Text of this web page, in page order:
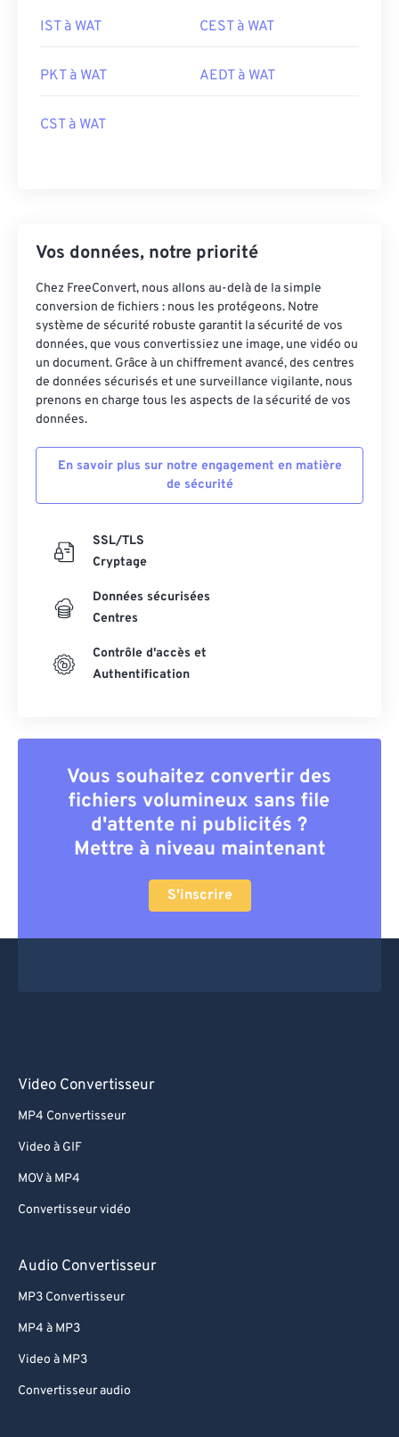
IST à WAT CEST à WAT
PKT à WAT AEDT à WAT
CST à WAT
Vos données, notre priorité
Chez FreeConvert, nous allons au-delà de la simple
conversion de fichiers : nous les protégeons. Notre
système de sécurité robuste garantit la sécurité de vos
données, que vous convertissiez une image, une vidéo ou
un document. Grâce à un chiffrement avancé, des centres
de données sécurisés et une surveillance vigilante, nous
prenons en charge tous les aspects de la sécurité de vos
données.
En savoir plus sur notre engagement en matière
de sécurité
SSL/TLS
Cryptage
Données sécurisées
Centres
Contrôle d'accès et
Authentification
Vous souhaitez convertir des
fichiers volumineux sans file
d'attente ni publicités ?
Mettre à niveau maintenant
S'inscrire
Video Convertisseur
MP4 Convertisseur
Video à GIF
MOV à MP4
Convertisseur vidéo
Audio Convertisseur
MP3 Convertisseur
MP4 à MP3
Video à MP3
Convertisseur audio